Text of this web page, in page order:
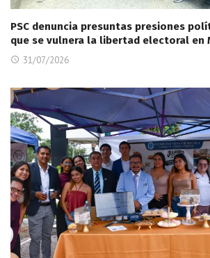
PSC denuncia presuntas presiones
que se vulnera la libertad electoral en
31/07/2026